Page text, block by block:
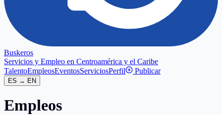
Buskeros
Servicios y Empleo en Centroamérica y el Caribe
TalentoEmpleosEventosServiciosPerfil Publicar
ES → EN
Empleos